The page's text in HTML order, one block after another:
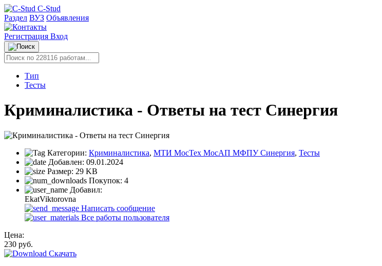
C-Stud
Раздел ВУЗ Объявления
Регистрация Вход
Тип
Тесты
Криминалистика - Ответы на тест Синергия
Категории: Криминалистика, МТИ МосТех МосАП МФПУ Синергия, Тесты
Добавлен: 09.01.2024
Размер: 29 KB
Покупок: 4
Добавил:
EkatViktorovna
Написать сообщение
Все работы пользователя
Цена:
230 руб.
Скачать